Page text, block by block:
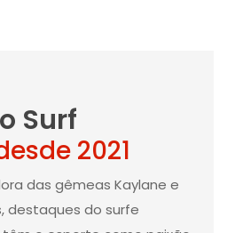
Surf
2021
das gêmeas Kaylane e
destaques do surfe